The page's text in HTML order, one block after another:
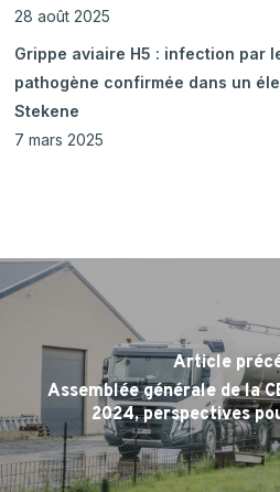
28 août 2025
Grippe aviaire H5 : infection par
pathogène confirmée dans un
Stekene
7 mars 2025
Article
Assemblée générale de la
2024, perspectives